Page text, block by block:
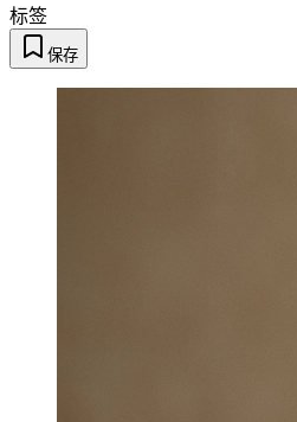
标签
保存